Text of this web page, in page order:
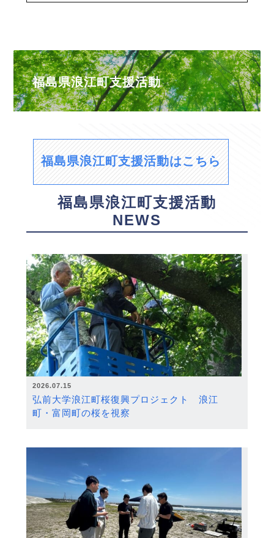
福島県浪江町支援活動
福島県浪江町支援活動はこちら
福島県浪江町支援活動
NEWS
2026.07.15
弘前大学浪江町桜復興プロジェクト 浪江
町・富岡町の桜を視察